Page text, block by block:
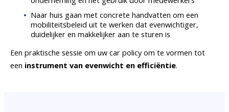
Naar huis gaan met concrete handvatten om een
mobiliteitsbeleid uit te werken dat evenwichtiger,
duidelijker en makkelijker aan te sturen is
Een praktische sessie om uw car policy om te vormen tot
een instrument van evenwicht en efficiëntie.